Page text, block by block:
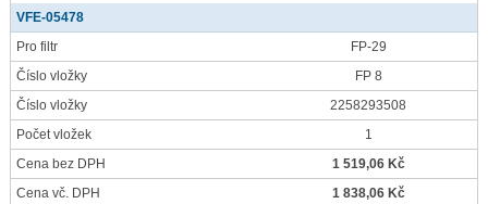
VFE-05478
Pro filtr
FP-29
Číslo vložky
FP 8
Číslo vložky
2258293508
Počet vložek
1
Cena bez DPH
1 519,06 Kč
Cena vč. DPH
1 838,06 Kč